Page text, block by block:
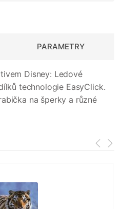
PARAMETRY
Disney: Ledové
technologie EasyClick.
na šperky a různé